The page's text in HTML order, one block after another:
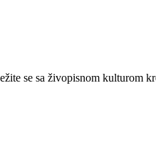
se sa živopisnom kulturom